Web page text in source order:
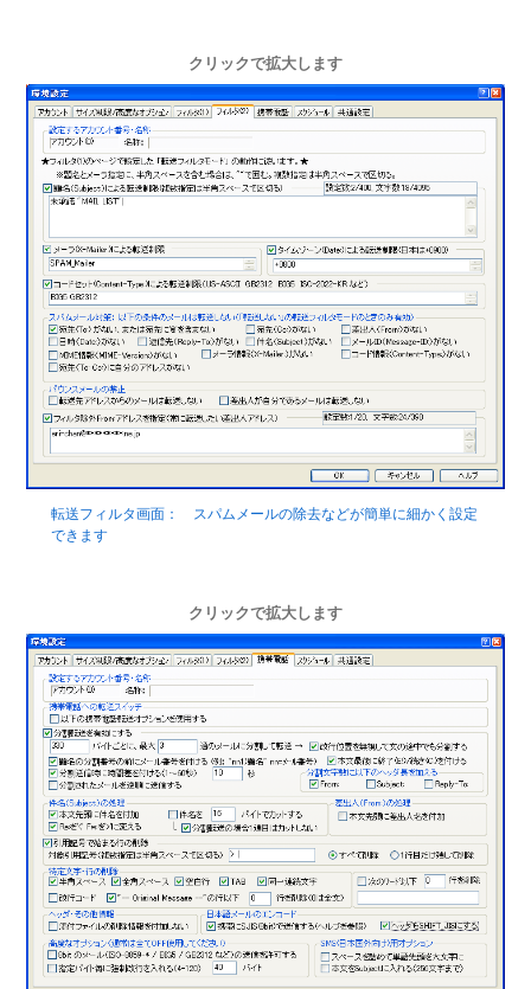
クリックで拡大します
転送フィルタ画面： スパムメールの除去などが簡単に細かく設定
できます
クリックで拡大します